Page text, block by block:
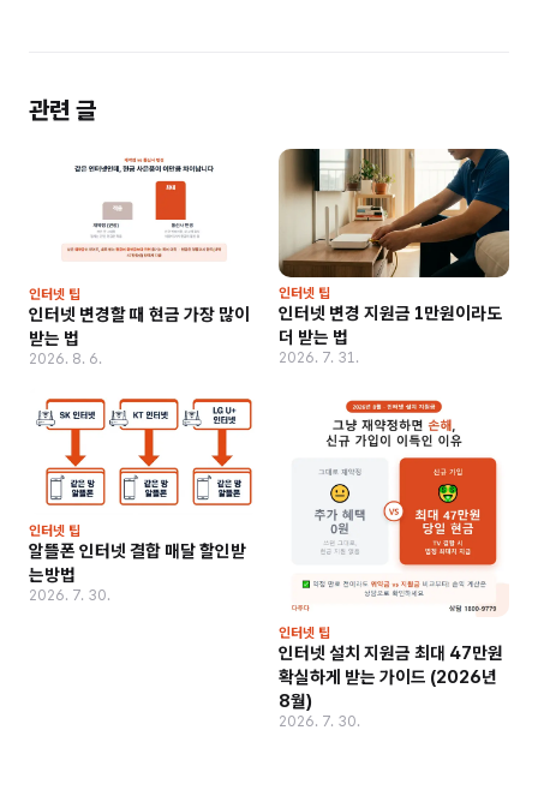
관련 글
인터넷 팁
인터넷 변경할 때 현금 가장 많이
받는 법
2026. 8. 6.
인터넷 팁
인터넷 변경 지원금 1만원이라도
더 받는 법
2026. 7. 31.
인터넷 팁
알뜰폰 인터넷 결합 매달 할인받
는방법
2026. 7. 30.
인터넷 팁
인터넷 설치 지원금 최대 47만원
확실하게 받는 가이드 (2026년
8월)
2026. 7. 30.